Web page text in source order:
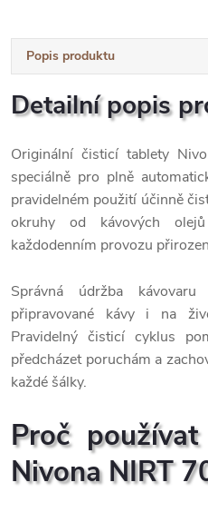
Popis produktu
Detailní popis
Originální čisticí tablety
speciálně pro plně
pravidelném použití účinně
okruhy od kávových
každodenním provozu
Správná údržba
připravované kávy i na
Pravidelný čisticí cyklus
předcházet poruchám a
každé šálky.
Proč
Nivona NIRT